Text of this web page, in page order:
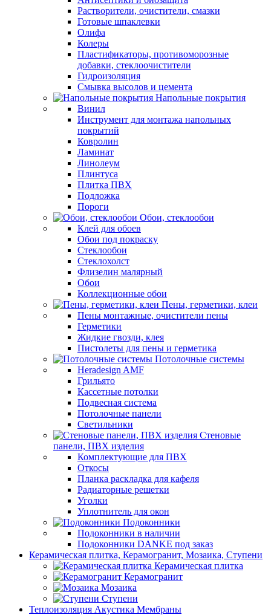
Растворители, очистители, смазки
Готовые шпаклевки
Олифа
Колеры
Пластификаторы, противоморозные
добавки, стеклоочистители
Гидроизоляция
Смывка высолов и цемента
Напольные покрытия
Винил
Инструмент для монтажа напольных
покрытий
Ковролин
Ламинат
Линолеум
Плинтуса
Плитка ПВХ
Подложка
Пороги
Обои, стеклообои
Клей для обоев
Обои под покраску
Стеклообои
Стеклохолст
Флизелин малярный
Обои
Коллекционные обои
Пены, герметики, клеи
Пены монтажные, очистители пены
Герметики
Жидкие гвозди, клея
Пистолеты для пены и герметика
Потолочные системы
Heradesign AMF
Грильято
Кассетные потолки
Подвесная система
Потолочные панели
Светильники
Стеновые
панели, ПВХ изделия
Комплектующие для ПВХ
Откосы
Планка раскладка для кафеля
Радиаторные решетки
Уголки
Уплотнитель для окон
Подоконники
Подоконники в наличии
Подоконники DANKE под заказ
Керамическая плитка, Керамогранит, Мозаика, Ступени
Керамическая плитка
Керамогранит
Мозаика
Ступени
Теплоизоляция Акустика Мембраны